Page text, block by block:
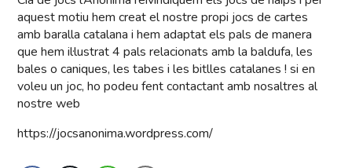
aquest motiu hem creat el nostre propi jocs de cartes
amb baralla catalana i hem adaptat els pals de manera
que hem il·lustrat 4 pals relacionats amb la baldufa, les
bales o caniques, les tabes i les bitlles catalanes ! si en
voleu un joc, ho podeu fent contactant amb nosaltres al
nostre web
https://jocsanonima.wordpress.com/